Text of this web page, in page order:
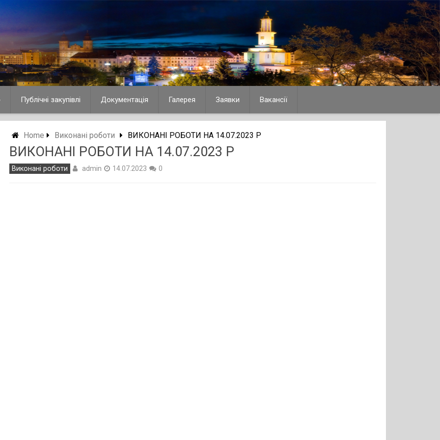
Публічні закупівлі Документація Галерея Заявки Вакансії
Home Виконані роботи ВИКОНАНІ РОБОТИ НА 14.07.2023 Р
ВИКОНАНІ РОБОТИ НА 14.07.2023 Р
Виконані роботи admin 14.07.2023 0